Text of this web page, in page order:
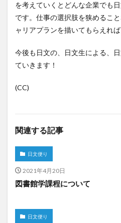
を考えていくとどんな企業でも
です。仕事の選択肢を狭めるこ
ャリアプランを描いてもらえれば
今後も日文の、日文生による、
ていきます！
(CC)
関連する記事
日文便り
2021年4月20日
図書館学課程について
日文便り